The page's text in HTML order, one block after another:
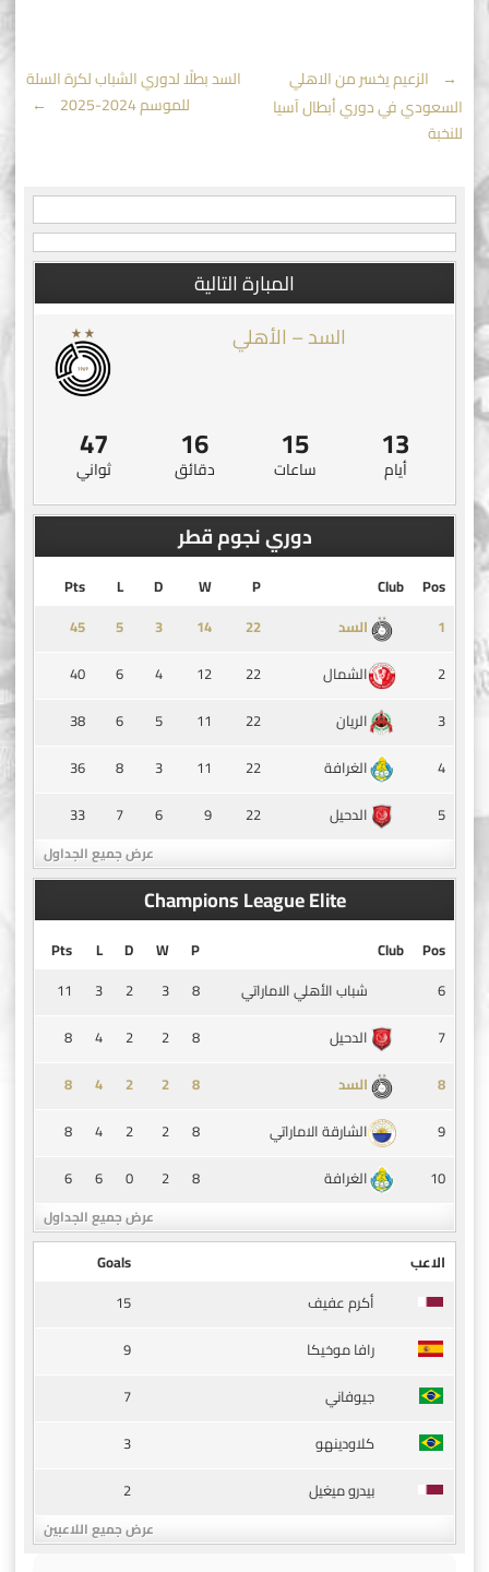
Post
navigation
←
الزعيم يخسر من الاهلي
السعودي في دوري أبطال آسيا
للنخبة
السد بطلًا لدوري الشباب لكرة السلة
للموسم 2024-2025
→
المبارة التالية
السد – الأهلي
13
أيام
15
ساعات
16
دقائق
46
ثواني
دوري نجوم قطر
Pos
Club
P
W
D
L
Pts
1
السد ‏22
14
3
5
45
2
الشمال 22
12
4
6
40
3
الريان 22
11
5
6
38
4
الغرافة 22
11
3
8
36
5
الدحيل 22
9
6
7
33
عرض جميع الجداول
Champions League Elite
Pos
Club
P
W
D
L
Pts
6
شباب الأهلي الاماراتي 8
3
2
3
11
7
الدحيل 8
2
2
4
8
8
السد 8
2
2
4
8
9
الشارقة الاماراتي 8
2
2
4
8
10
الغرافة 8
2
0
6
6
عرض جميع الجداول
الاعب
Goals
أكرم عفيف
15
رافا موخيكا
9
جيوفاني
7
كلاودينهو
3
بيدرو ميغيل
2
عرض جميع اللاعبين